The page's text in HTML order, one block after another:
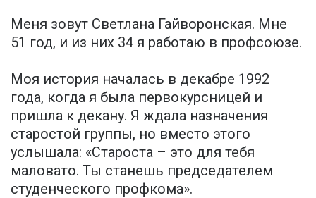
Меня зовут Светлана Гайворонская. Мне
51 год, и из них 34 я работаю в профсоюзе.
Моя история началась в декабре 1992
года, когда я была первокурсницей и
пришла к декану. Я ждала назначения
старостой группы, но вместо этого
услышала: «Староста – это для тебя
маловато. Ты станешь председателем
студенческого профкома».